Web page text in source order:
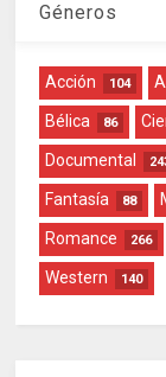
Géneros
Acción 104
Bélica 86
Documental
Fantasía 88
Romance 266
Western 140